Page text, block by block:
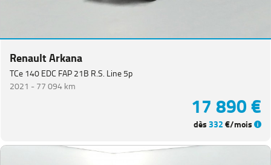
Renault Arkana
TCe 140 EDC FAP 21B R.S. Line 5p
2021 -77 094 km
17 890 €
dès332€/mois